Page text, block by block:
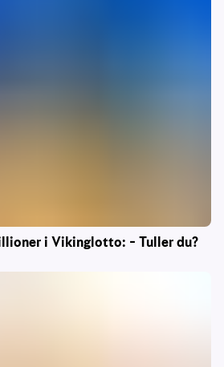
i Vikinglotto: – Tuller du?